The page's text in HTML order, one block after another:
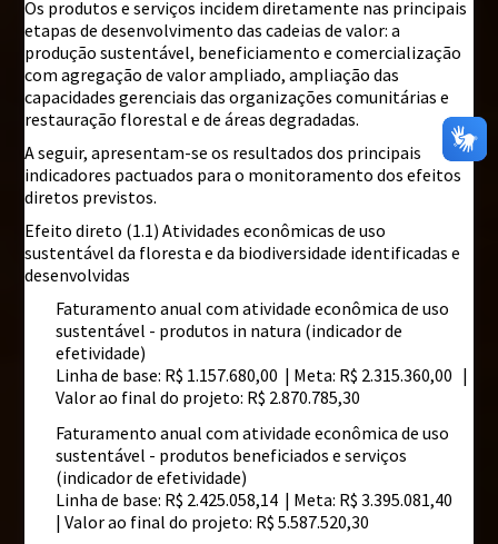
Os produtos e serviços incidem diretamente nas principais
etapas de desenvolvimento das cadeias de valor: a
produção sustentável, beneficiamento e comercialização
com agregação de valor ampliado, ampliação das
capacidades gerenciais das organizações comunitárias e
restauração florestal e de áreas degradadas.
A seguir, apresentam-se os resultados dos principais
indicadores pactuados para o monitoramento dos efeitos
diretos previstos.
Efeito direto (1.1) Atividades econômicas de uso
sustentável da floresta e da biodiversidade identificadas e
desenvolvidas
Faturamento anual com atividade econômica de uso
sustentável - produtos in natura (indicador de
efetividade)
Linha de base: R$ 1.157.680,00 | Meta: R$ 2.315.360,00 |
Valor ao final do projeto: R$ 2.870.785,30
Faturamento anual com atividade econômica de uso
sustentável - produtos beneficiados e serviços
(indicador de efetividade)
Linha de base: R$ 2.425.058,14 | Meta: R$ 3.395.081,40
| Valor ao final do projeto: R$ 5.587.520,30